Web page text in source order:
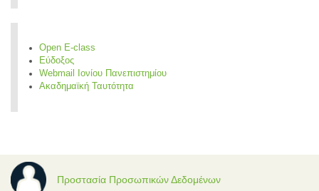
Open E-class
Εύδοξος
Webmail Ιονίου Πανεπιστημίου
Ακαδημαϊκή Ταυτότητα
Προστασία Προσωπικών Δεδομένων